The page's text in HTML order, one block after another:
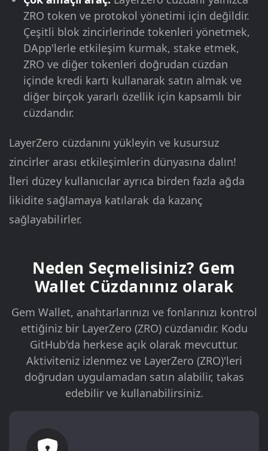
ZRO token ve protokol yönetimi için değildir.
Çeşitli blok zincirlerinde tokenleri yönetmek,
DApp'lerle etkileşim kurmak, stake etmek,
ZRO ve diğer tokenleri doğrudan cüzdan
içinde kredi kartı kullanarak satın almak ve
diğer birçok yararlı özellik için kapsamlı bir
cüzdandır.
LayerZero cüzdanını yükleyin ve kusursuz
zincirler arası etkileşimlerin dünyasına dalın!
İleri düzey kullanıcılar ayrıca birden fazla ağda
likidite sağlamaya katılarak da kazanç
sağlayabilirler.
Neden Seçmelisiniz? Gem
Wallet Cüzdanınız olarak
Gem Wallet, anahtarlarınızı ve fonlarınızı kontrol
ettiğiniz bir LayerZero (ZRO) cüzdanıdır. Kodu
GitHub'da herkese açık olarak mevcuttur.
Aktiviteniz izlenmez ve LayerZero (ZRO)'leri
doğrudan uygulamadan satın alabilir, takas
edebilir ve kullanabilirsiniz.